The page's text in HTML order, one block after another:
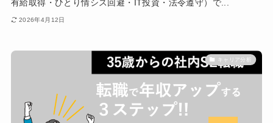
有給取得・ひとり情シス回避・IT投資・法令遵守）で...
2026年4月12日
キャリア分析